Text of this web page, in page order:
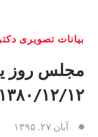
بیانات تصویری دکتر
مجلس روز
۱۳۸۰/۱۲/۱۲ ( قسمت پایانی)
آبان ۲۷, ۱۳۹۵